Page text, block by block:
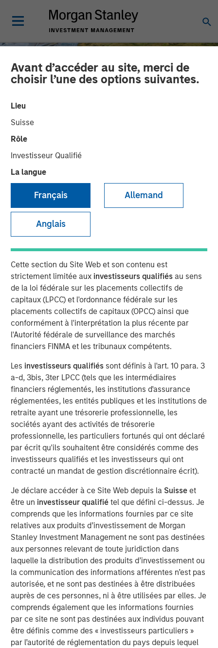
Avant d’accéder au site, merci de
choisir l’une des options suivantes.
Lieu
Suisse
Rôle
Investisseur Qualifié
La langue
Français Allemand
Anglais
Cette section du Site Web et son contenu est
strictement limitée aux investisseurs qualifiésau sens
de la loi fédérale sur les placements collectifs de
capitaux (LPCC) et l'ordonnance fédérale sur les
placements collectifs de capitaux (OPCC) ainsi que
conformément à l'interprétation la plus récente par
l'Autorité fédérale de surveillance des marchés
financiers FINMA et les tribunaux compétents.
Les investisseurs qualifiés sont définis à l'art. 10 para. 3
a-d, 3bis, 3ter LPCC (tels que les intermédiaires
financiers réglementés, les institutions d'assurance
réglementées, les entités publiques et les institutions de
retraite ayant une trésorerie professionnelle, les
sociétés ayant des activités de trésorerie
professionnelle, les particuliers fortunés qui ont déclaré
par écrit qu'ils souhaitent être considérés comme des
investisseurs qualifiés et les investisseurs qui ont
contracté un mandat de gestion discrétionnaire écrit).
Je déclare accéder à ce Site Web depuis la Suisse et
être un investisseur qualifiétel que défini ci-dessus. Je
comprends que les informations fournies par ce site
relatives aux produits d’investissement de Morgan
Stanley Investment Management ne sont pas destinées
aux personnes relevant de toute juridiction dans
laquelle la distribution des produits d’investissement ou
la communication des informations afférentes n’est pas
autorisée, et ne sont pas destinées à être distribuées
auprès de ces personnes, ni à être utilisées par elles. Je
comprends également que les informations fournies
par ce site ne sont pas destinées aux individus pouvant
être définis comme des « investisseurs particuliers »
par l’autorité de réglementation du pays depuis lequel
INSIGHTS
AI Might Not Fry the Grid
01 DÉCEMBRE 2025
The Author
Adam Ross
Vice President
The accelerating demand for power driven by Artificial
Intelligence (AI) has become a dominant narrative in
energy markets. Current International Energy Agency (IEA)
forecasts now suggest that by 2030 the power needed to
run both new and existing AI data centres could surpass
945 Terawatt-hours (TWh), more than the annual
consumption of Japan.1That sounds staggering and
before we accept such projections, it’s worth
remembering how often similar predictions have missed
the mark.
In 1999, the US Coal industry claimed that IT would need
half the nation’s electricity by 2020, so the US economy
needed more coal. Similarly in 1999, Intel forecasted that
putting“one billion PCs on the web represent an electrical
demand equal to the total capacity of the U.S. today”. It
didn’t happen. Instead, the rise of the Internet reshaped
consumption patterns with online commerce reducing
the need for malls & decentralised warehouses. We also
innovated. Between 2010 and 2018 global data centre
compute increased by more than 550x yet energy use in
data centres rose 6%.3Today, the Internet accounts for
less than 2% of total Western power use.
So, will this time be different?